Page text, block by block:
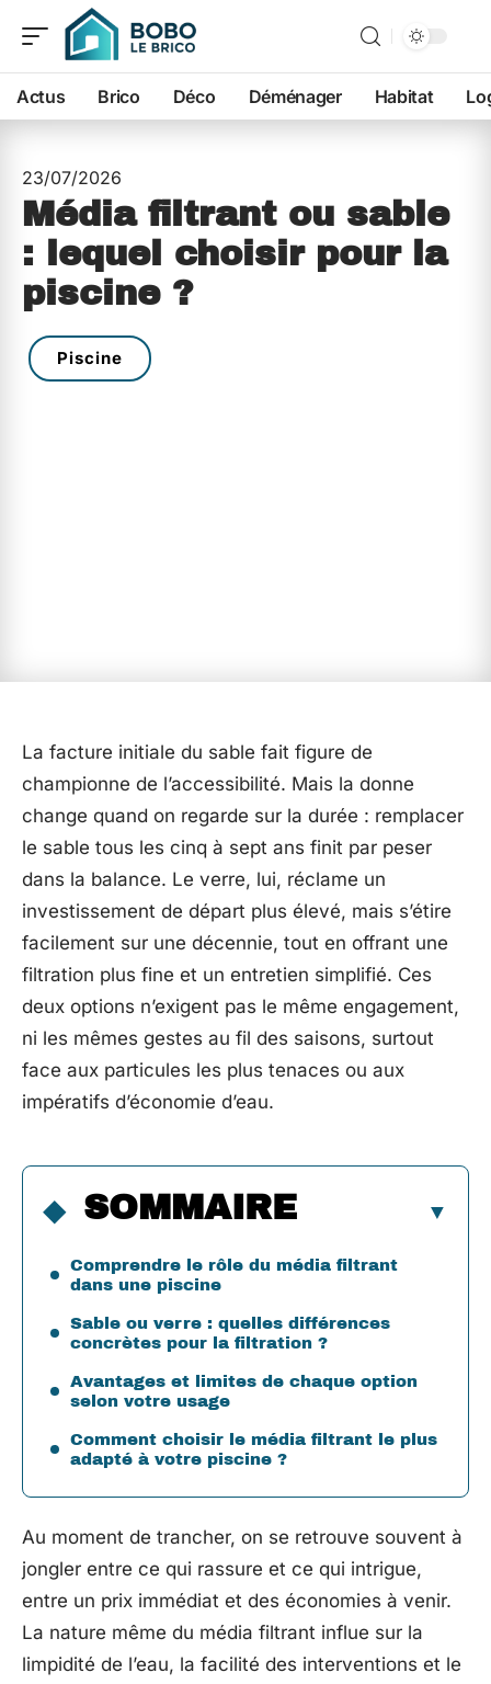
Actus Brico Déco Déménager Habitat
23/07/2026
Média filtrant ou sable
: lequel choisir pour la
piscine ?
Piscine
La facture initiale du sable fait figure de
championne de l’accessibilité. Mais la donne
change quand on regarde sur la durée : remplacer
le sable tous les cinq à sept ans finit par peser
dans la balance. Le verre, lui, réclame un
investissement de départ plus élevé, mais s’étire
facilement sur une décennie, tout en offrant une
filtration plus fine et un entretien simplifié. Ces
deux options n’exigent pas le même engagement,
ni les mêmes gestes au fil des saisons, surtout
face aux particules les plus tenaces ou aux
impératifs d’économie d’eau.
SOMMAIRE
Comprendre le rôle du média filtrant
dans une piscine
Sable ou verre : quelles différences
concrètes pour la filtration ?
Avantages et limites de chaque option
selon votre usage
Comment choisir le média filtrant le plus
adapté à votre piscine ?
Au moment de trancher, on se retrouve souvent à
jongler entre ce qui rassure et ce qui intrigue,
entre un prix immédiat et des économies à venir.
La nature même du média filtrant influe sur la
limpidité de l’eau, la facilité des interventions et le